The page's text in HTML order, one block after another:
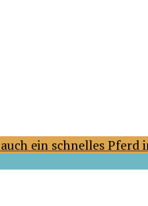
ein schnelles Pferd